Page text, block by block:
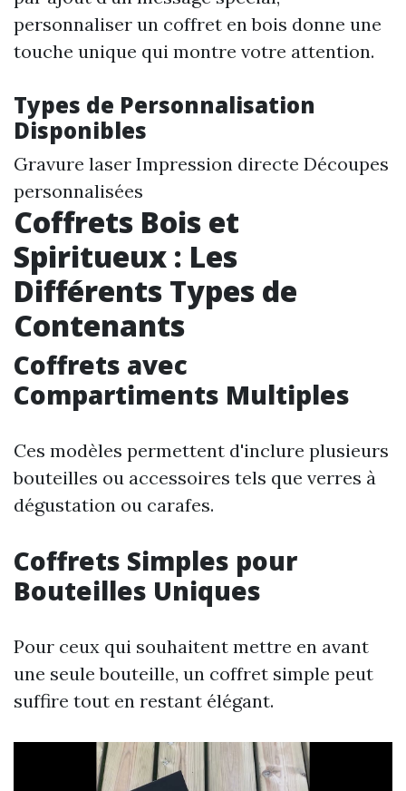
personnaliser un coffret en bois donne une
touche unique qui montre votre attention.
Types de Personnalisation
Disponibles
Gravure laser Impression directe Découpes
personnalisées
Coffrets Bois et
Spiritueux : Les
Différents Types de
Contenants
Coffrets avec
Compartiments Multiples
Ces modèles permettent d'inclure plusieurs
bouteilles ou accessoires tels que verres à
dégustation ou carafes.
Coffrets Simples pour
Bouteilles Uniques
Pour ceux qui souhaitent mettre en avant
une seule bouteille, un coffret simple peut
suffire tout en restant élégant.